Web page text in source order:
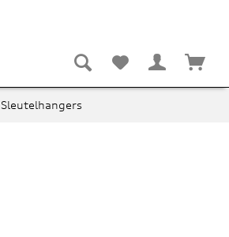
Sleutelhangers